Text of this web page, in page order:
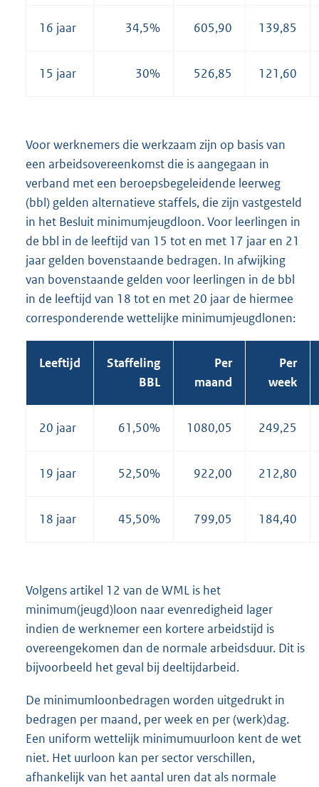
16 jaar 34,5% 605,90 139,85
15 jaar 30% 526,85 121,60
Voor werknemers die werkzaam zijn op basis van
een arbeidsovereenkomst die is aangegaan in
verband met een beroepsbegeleidende leerweg
(bbl) gelden alternatieve staffels, die zijn vastgesteld
in het Besluit minimumjeugdloon. Voor leerlingen in
de bbl in de leeftijd van 15 tot en met 17 jaar en 21
jaar gelden bovenstaande bedragen. In afwijking
van bovenstaande gelden voor leerlingen in de bbl
in de leeftijd van 18 tot en met 20 jaar de hiermee
corresponderende wettelijke minimumjeugdlonen:
Leeftijd
Staffeling
BBL
Per
maand
Per
week
20 jaar 61,50% 1080,05 249,25
19 jaar 52,50% 922,00 212,80
18 jaar 45,50% 799,05 184,40
Volgens artikel 12 van de WML is het
minimum(jeugd)loon naar evenredigheid lager
indien de werknemer een kortere arbeidstijd is
overeengekomen dan de normale arbeidsduur. Dit is
bijvoorbeeld het geval bij deeltijdarbeid.
De minimumloonbedragen worden uitgedrukt in
bedragen per maand, per week en per (werk)dag.
Een uniform wettelijk minimumuurloon kent de wet
niet. Het uurloon kan per sector verschillen,
afhankelijk van het aantal uren dat als normale